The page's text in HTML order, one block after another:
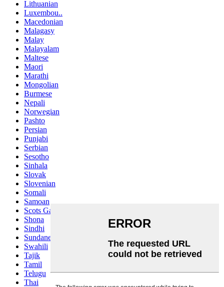
Lithuanian
Luxembou..
Macedonian
Malagasy
Malay
Malayalam
Maltese
Maori
Marathi
Mongolian
Burmese
Nepali
Norwegian
Pashto
Persian
Punjabi
Serbian
Sesotho
Sinhala
Slovak
Slovenian
Somali
Samoan
Scots Gaelic
Shona
Sindhi
Sundanese
Swahili
Tajik
Tamil
Telugu
Thai